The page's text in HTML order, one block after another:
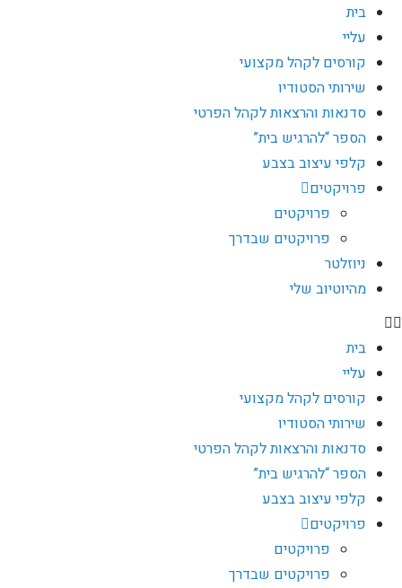
בית
עליי
קורסים לקהל מקצועי
שירותי הסטודיו
סדנאות והרצאות לקהל הפרטי
הספר “להרגיש בית”
קלפי עיצוב בצבע
פרויקטים
פרויקטים
פרויקטים שבדרך
ניוזלטר
מהיוטיוב שלי
בית
עליי
קורסים לקהל מקצועי
שירותי הסטודיו
סדנאות והרצאות לקהל הפרטי
הספר “להרגיש בית”
קלפי עיצוב בצבע
פרויקטים
פרויקטים
פרויקטים שבדרך